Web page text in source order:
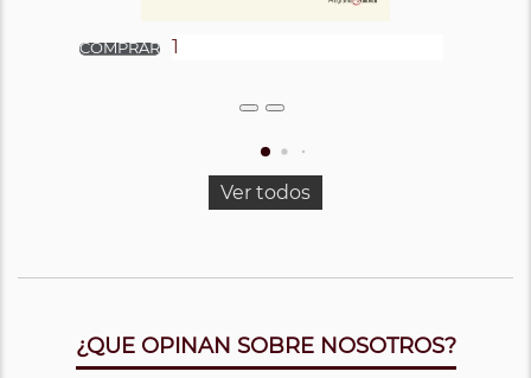
Ver todos
¿QUE OPINAN SOBRE NOSOTROS?